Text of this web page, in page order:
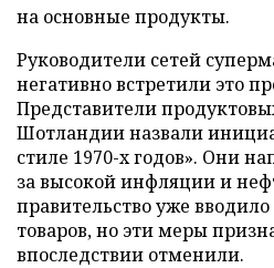
на основные продукты.
Руководители сетей
негативно встретили это
Представители
Шотландии назвали
стиле 1970-х годов». Они
за высокой инфляции и
правительство уже
товаров, но эти меры
впоследствии отменили.